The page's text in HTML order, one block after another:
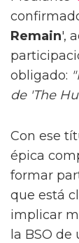
Remain',
obligado:
de 'The
Con ese
épica
formar
que está
implicar
la BSO